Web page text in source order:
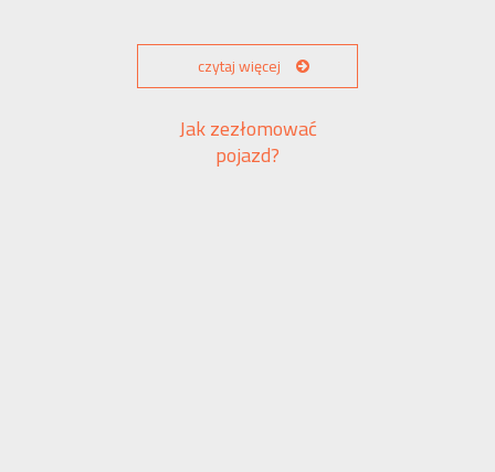
czytaj więcej
Jak zezłomować
pojazd?